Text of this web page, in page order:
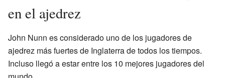
en el ajedrez
John Nunn es considerado uno de los jugadores de
ajedrez más fuertes de Inglaterra de todos los tiempos.
Incluso llegó a estar entre los 10 mejores jugadores del